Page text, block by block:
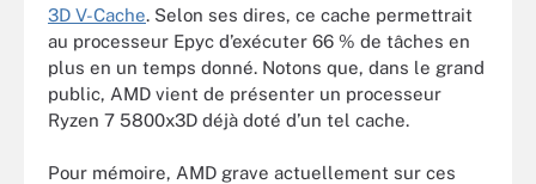
3D V-Cache. Selon ses dires, ce cache permettrait
au processeur Epyc d’exécuter 66 % de tâches en
plus en un temps donné. Notons que, dans le grand
public, AMD vient de présenter un processeur
Ryzen 7 5800x3D déjà doté d’un tel cache.
Pour mémoire, AMD grave actuellement sur ces